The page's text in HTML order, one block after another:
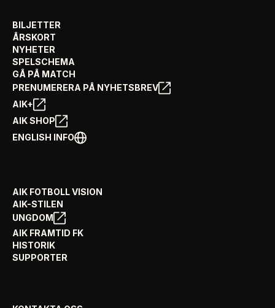
BILJETTER
ÅRSKORT
NYHETER
SPELSCHEMA
GÅ PÅ MATCH
PRENUMERERA PÅ NYHETSBREV
AIK+
AIK SHOP
ENGLISH INFO
AIK FOTBOLL VISION
AIK-STILEN
UNGDOM
AIK FRAMTID FK
HISTORIK
SUPPORTER